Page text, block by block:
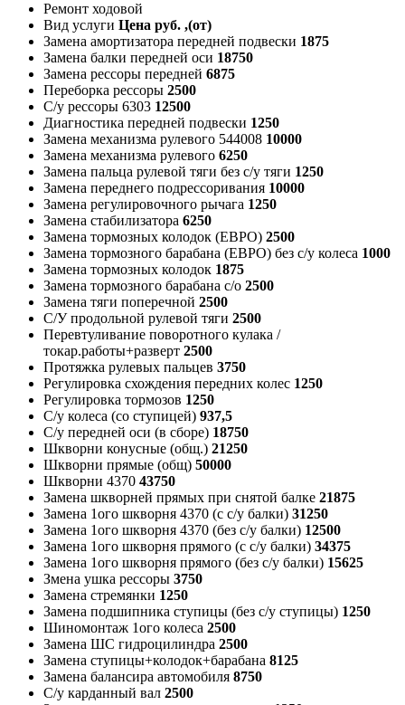
Ремонт ходовой
Вид услуги Цена руб. ,(от)
Замена амортизатора передней подвески 1875
Замена балки передней оси 18750
Замена рессоры передней 6875
Переборка рессоры 2500
С/у рессоры 6303 12500
Диагностика передней подвески 1250
Замена механизма рулевого 544008 10000
Замена механизма рулевого 6250
Замена пальца рулевой тяги без с/у тяги 1250
Замена переднего подрессоривания 10000
Замена регулировочного рычага 1250
Замена стабилизатора 6250
Замена тормозных колодок (ЕВРО) 2500
Замена тормозного барабана (ЕВРО) без с/у колеса 1000
Замена тормозных колодок 1875
Замена тормозного барабана с/о 2500
Замена тяги поперечной 2500
С/У продольной рулевой тяги 2500
Перевтуливание поворотного кулака /
токар.работы+разверт 2500
Протяжка рулевых пальцев 3750
Регулировка схождения передних колес 1250
Регулировка тормозов 1250
С/у колеса (со ступицей) 937,5
С/у передней оси (в сборе) 18750
Шкворни конусные (общ.) 21250
Шкворни прямые (общ) 50000
Шкворни 4370 43750
Замена шкворней прямых при снятой балке 21875
Замена 1ого шкворня 4370 (с с/у балки) 31250
Замена 1ого шкворня 4370 (без с/у балки) 12500
Замена 1ого шкворня прямого (с с/у балки) 34375
Замена 1ого шкворня прямого (без с/у балки) 15625
Змена ушка рессоры 3750
Замена стремянки 1250
Замена подшипника ступицы (без с/у ступицы) 1250
Шиномонтаж 1ого колеса 2500
Замена ШС гидроцилиндра 2500
Замена ступицы+колодок+барабана 8125
Замена балансира автомобиля 8750
С/у карданный вал 2500